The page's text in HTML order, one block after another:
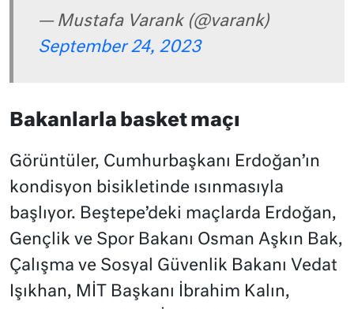
— Mustafa Varank (@varank)
September 24, 2023
Bakanlarla basket maçı
Görüntüler, Cumhurbaşkanı Erdoğan’ın
kondisyon bisikletinde ısınmasıyla
başlıyor. Beştepe’deki maçlarda Erdoğan,
Gençlik ve Spor Bakanı Osman Aşkın Bak,
Çalışma ve Sosyal Güvenlik Bakanı Vedat
Işıkhan, MİT Başkanı İbrahim Kalın,